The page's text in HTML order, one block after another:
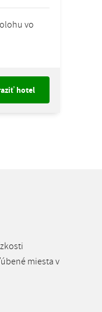
vo
hotel
miesta v